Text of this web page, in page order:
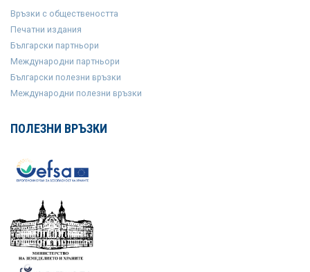
Връзки с обществеността
Печатни издания
Български партньори
Международни партньори
Български полезни връзки
Международни полезни връзки
ПОЛЕЗНИ ВРЪЗКИ